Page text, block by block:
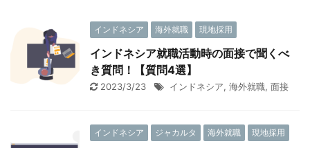
インドネシア 海外就職 現地採用
インドネシア就職活動時の面接で聞くべ
き質問！【質問4選】
2023/3/23 インドネシア, 海外就職, 面接
インドネシア ジャカルタ 海外就職 現地採用